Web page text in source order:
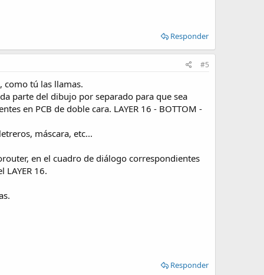
Responder
#5
como tú las llamas.
parte del dibujo por separado para que sea
en PCB de doble cara. LAYER 16 - BOTTOM -
máscara, etc...
en el cuadro de diálogo correspondientes
16.
Responder